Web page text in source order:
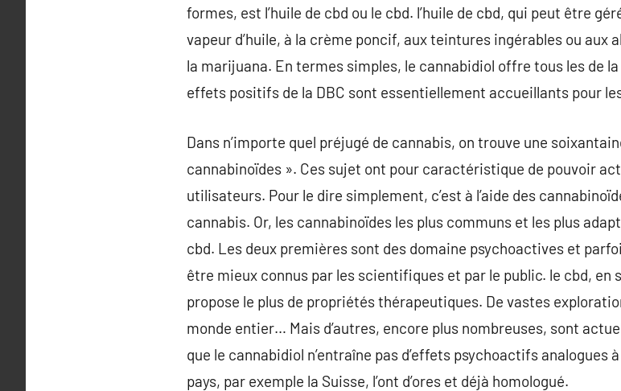
formes, est l’huile de cbd ou le cbd. l’huile de cbd, qui peut être
vapeur d’huile, à la crème poncif, aux teintures ingérables ou aux
la marijuana. En termes simples, le cannabidiol offre tous les de
effets positifs de la DBC sont essentiellement accueillants pour
Dans n’importe quel préjugé de cannabis, on trouve une
cannabinoïdes ». Ces sujet ont pour caractéristique de pouvoir
utilisateurs. Pour le dire simplement, c’est à l’aide des
cannabis. Or, les cannabinoïdes les plus communs et les plus
cbd. Les deux premières sont des domaine psychoactives et
être mieux connus par les scientifiques et par le public. le cbd, en
propose le plus de propriétés thérapeutiques. De vastes
monde entier… Mais d’autres, encore plus nombreuses, sont
que le cannabidiol n’entraîne pas d’effets psychoactifs analogues
pays, par exemple la Suisse, l’ont d’ores et déjà homologué.